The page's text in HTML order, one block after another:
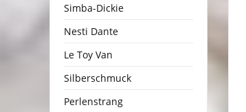
Simba-Dickie
Nesti Dante
Le Toy Van
Silberschmuck
Perlenstrang